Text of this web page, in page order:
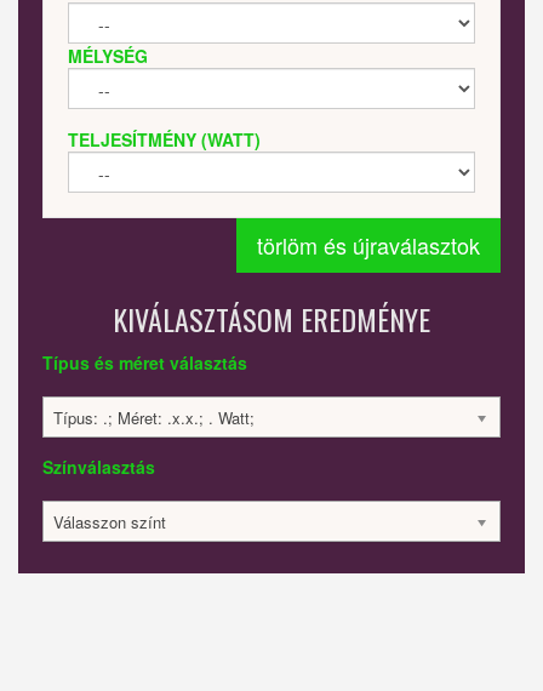
MÉLYSÉG
TELJESÍTMÉNY (WATT)
törlöm és újraválasztok
KIVÁLASZTÁSOM EREDMÉNYE
Típus és méret választás
Típus: .; Méret: .x.x.; . Watt;
Színválasztás
Válasszon színt